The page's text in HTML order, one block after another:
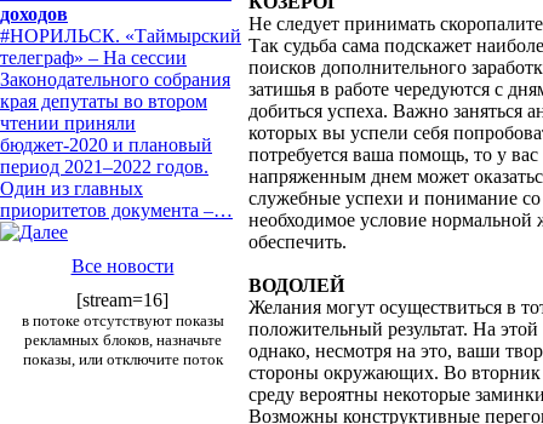
доходов
#НОРИЛЬСК. «Таймырский
телеграф» – На сессии
Законодательного собрания
края депутаты во втором
чтении приняли
бюджет-2020 и плановый
период 2021–2022 годов.
Один из главных
приоритетов документа –…
Все новости
[stream=16]
в потоке отсутствуют показы
рекламных блоков, назначьте
показы, или отключите поток
Не следует принимать
Так судьба сама подскажет
поисков дополнительного
затишья в работе чередуются с
добиться успеха. Важно заняться
которых вы успели себя
потребуется ваша помощь, то у
напряженным днем может
служебные успехи и понимание
необходимое условие нормальной
обеспечить.
ВОДОЛЕЙ
Желания могут осуществиться в
положительный результат. На
однако, несмотря на это, ваши
стороны окружающих. Во вторник
среду вероятны некоторые
Возможны конструктивные